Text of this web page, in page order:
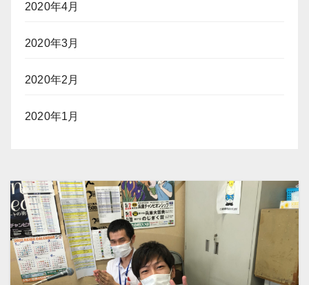
2020年4月
2020年3月
2020年2月
2020年1月